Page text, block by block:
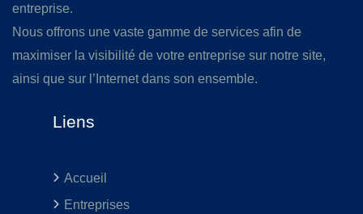
entreprise.
Nous offrons une vaste gamme de services afin de
maximiser la visibilité de votre entreprise sur notre site,
ainsi que sur l’Internet dans son ensemble.
Liens
Accueil
Entreprises